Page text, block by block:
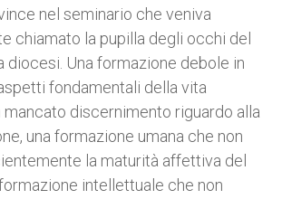
nel seminario che veniva
chiamato la pupilla degli occhi del
diocesi. Una formazione debole in
fondamentali della vita
mancato discernimento riguardo alla
una formazione umana che non
la maturità affettiva del
intellettuale che non